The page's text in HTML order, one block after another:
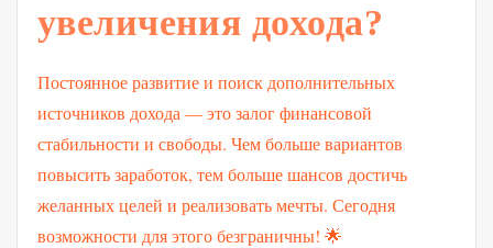
увеличения дохода?
Постоянное развитие и поиск дополнительных
источников дохода — это залог финансовой
стабильности и свободы. Чем больше вариантов
повысить заработок, тем больше шансов достичь
желанных целей и реализовать мечты. Сегодня
возможности для этого безграничны! 🌟